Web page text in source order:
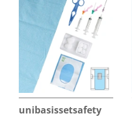
unibasissetsafety